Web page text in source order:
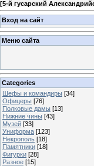
[5-й гусарский
Вход на сайт
Меню сайта
Categories
Шефы и командиры [34]
Офицеры [76]
Полковые дамы [13]
Нижние чины [43]
Музей [33]
Униформа [123]
Некрополь [18]
Памятники [18]
Фигурки [28]
Разное [15]